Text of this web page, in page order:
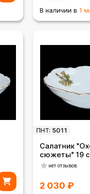
В наличии в 1
ПНТ: 5011
Салатник
сюжеты" 19
нет отзывов
2 030 ₽